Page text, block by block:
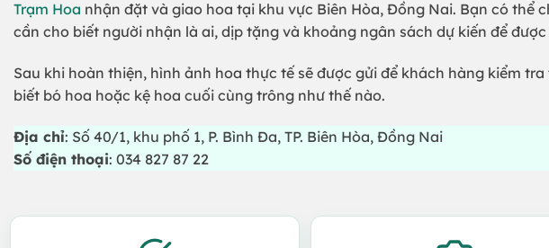
Trạm Hoa nhận đặt và giao hoa tại khu vực Biên Hòa, Đồng Nai. Bạn có thể
cần cho biết người nhận là ai, dịp tặng và khoảng ngân sách dự kiến để
Sau khi hoàn thiện, hình ảnh hoa thực tế sẽ được gửi để khách hàng kiểm
biết bó hoa hoặc kệ hoa cuối cùng trông như thế nào.
Địa chỉ: Số 40/1, khu phố 1, P. Bình Đa, TP. Biên Hòa, Đồng Nai
Số điện thoại: 034 827 87 22